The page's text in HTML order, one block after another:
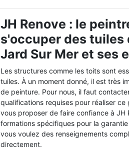
JH Renove : le
s'occuper des tuiles
Jard Sur Mer et ses
Les structures comme les toits sont
tuiles. À un moment donné, il est très
de peinture. Pour nous, il faut
qualifications requises pour réaliser
vous proposer de faire confiance à JH
formations spécifiques pour la
vous voulez des renseignements
directement.